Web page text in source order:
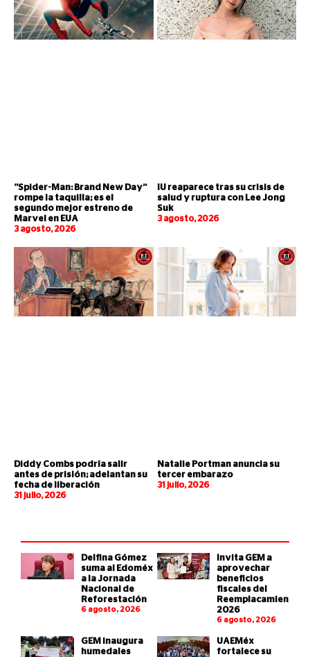
“Spider-Man: Brand New Day”
rompe la taquilla; es el
segundo mejor estreno de
Marvel en EUA
3 agosto, 2026
IU reaparece tras su crisis de
salud y ruptura con Lee Jong
Suk
3 agosto, 2026
Diddy Combs podría salir
antes de prisión; adelantan su
fecha de liberación
31 julio, 2026
Natalie Portman anuncia su
tercer embarazo
31 julio, 2026
Delfina Gómez
suma al Edoméx
a la Jornada
Nacional de
Reforestación
6 agosto, 2026
Invita GEM a
aprovechar
beneficios
fiscales del
Reemplacamiento
2026
6 agosto, 2026
GEM inaugura
humedales
UAEMéx
fortalece su